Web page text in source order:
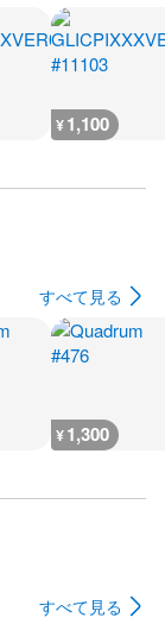
¥1,100
すべて見る
¥1,300
すべて見る